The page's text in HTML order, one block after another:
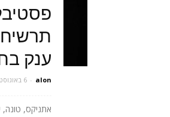
ענק
alon
- 6 באוגוסט 2026